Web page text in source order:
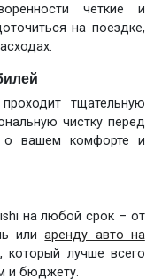
четкие и
на поездке,
тщательную
чистку перед
о вашем комфорте и
на любой срок – от
илиаренду авто на
лучше всего
и бюджету.